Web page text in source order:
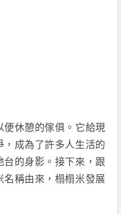
便休憩的傢俱。它給現
成為了許多人生活的
的身影。接下來，跟
名稱由來，榻榻米發展